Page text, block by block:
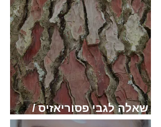
זמן קריאה 1 דקות